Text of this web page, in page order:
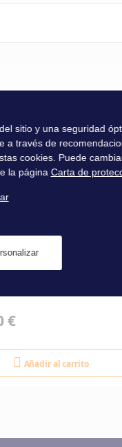
INOX 114 MM LA
€
Añadir al carrito
sitio y una seguridad
a través de
cookies. Puede
la página Carta de